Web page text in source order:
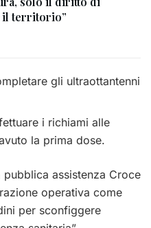
il territorio”
gli ultraottantenni
i richiami alle
la prima dose.
assistenza Croce
operativa come
per sconfiggere